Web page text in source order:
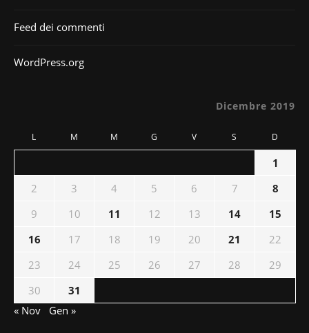
Feed dei commenti
WordPress.org
Dicembre 2019
L M M G V S D
1
2
3 4 5 6 7
8
9
10 11 12 13 14
15
16
17 18 19 20 21
22
23
24 25 26 27 28
29
30
31
« Nov
Gen »